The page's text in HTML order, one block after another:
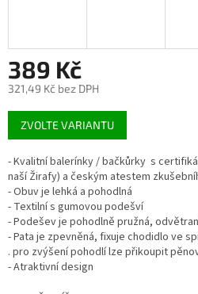
389 Kč
321,49 Kč bez DPH
Měrná
cena:
ZVOLTE VARIANTU
- Kvalitní balerínky / bačkůrky s
naší Žirafy) a českým atestem
- Obuv je lehká a pohodlná
- Textilní s gumovou podešví
- Podešev je pohodlně pružná,
- Pata je zpevněná, fixuje chodidlo ve
. pro zvýšení pohodlí lze přikoupit
- Atraktivní design